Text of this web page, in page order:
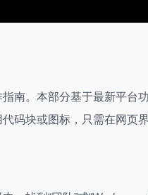
南。本部分基于最新平台
码块或图标，只需在网页界